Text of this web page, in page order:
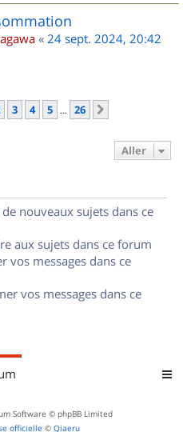
« 24 sept. 2024, 20:42
3 4 5 … 26
Aller
nouveaux sujets dans ce
aux sujets dans ce forum
vos messages dans ce
vos messages dans ce
Software © phpBB Limited
officielle © Qiaeru